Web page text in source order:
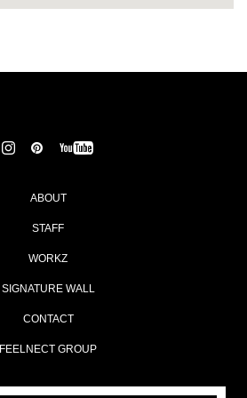
ABOUT
STAFF
WORKZ
SIGNATURE WALL
CONTACT
FEELNECT GROUP